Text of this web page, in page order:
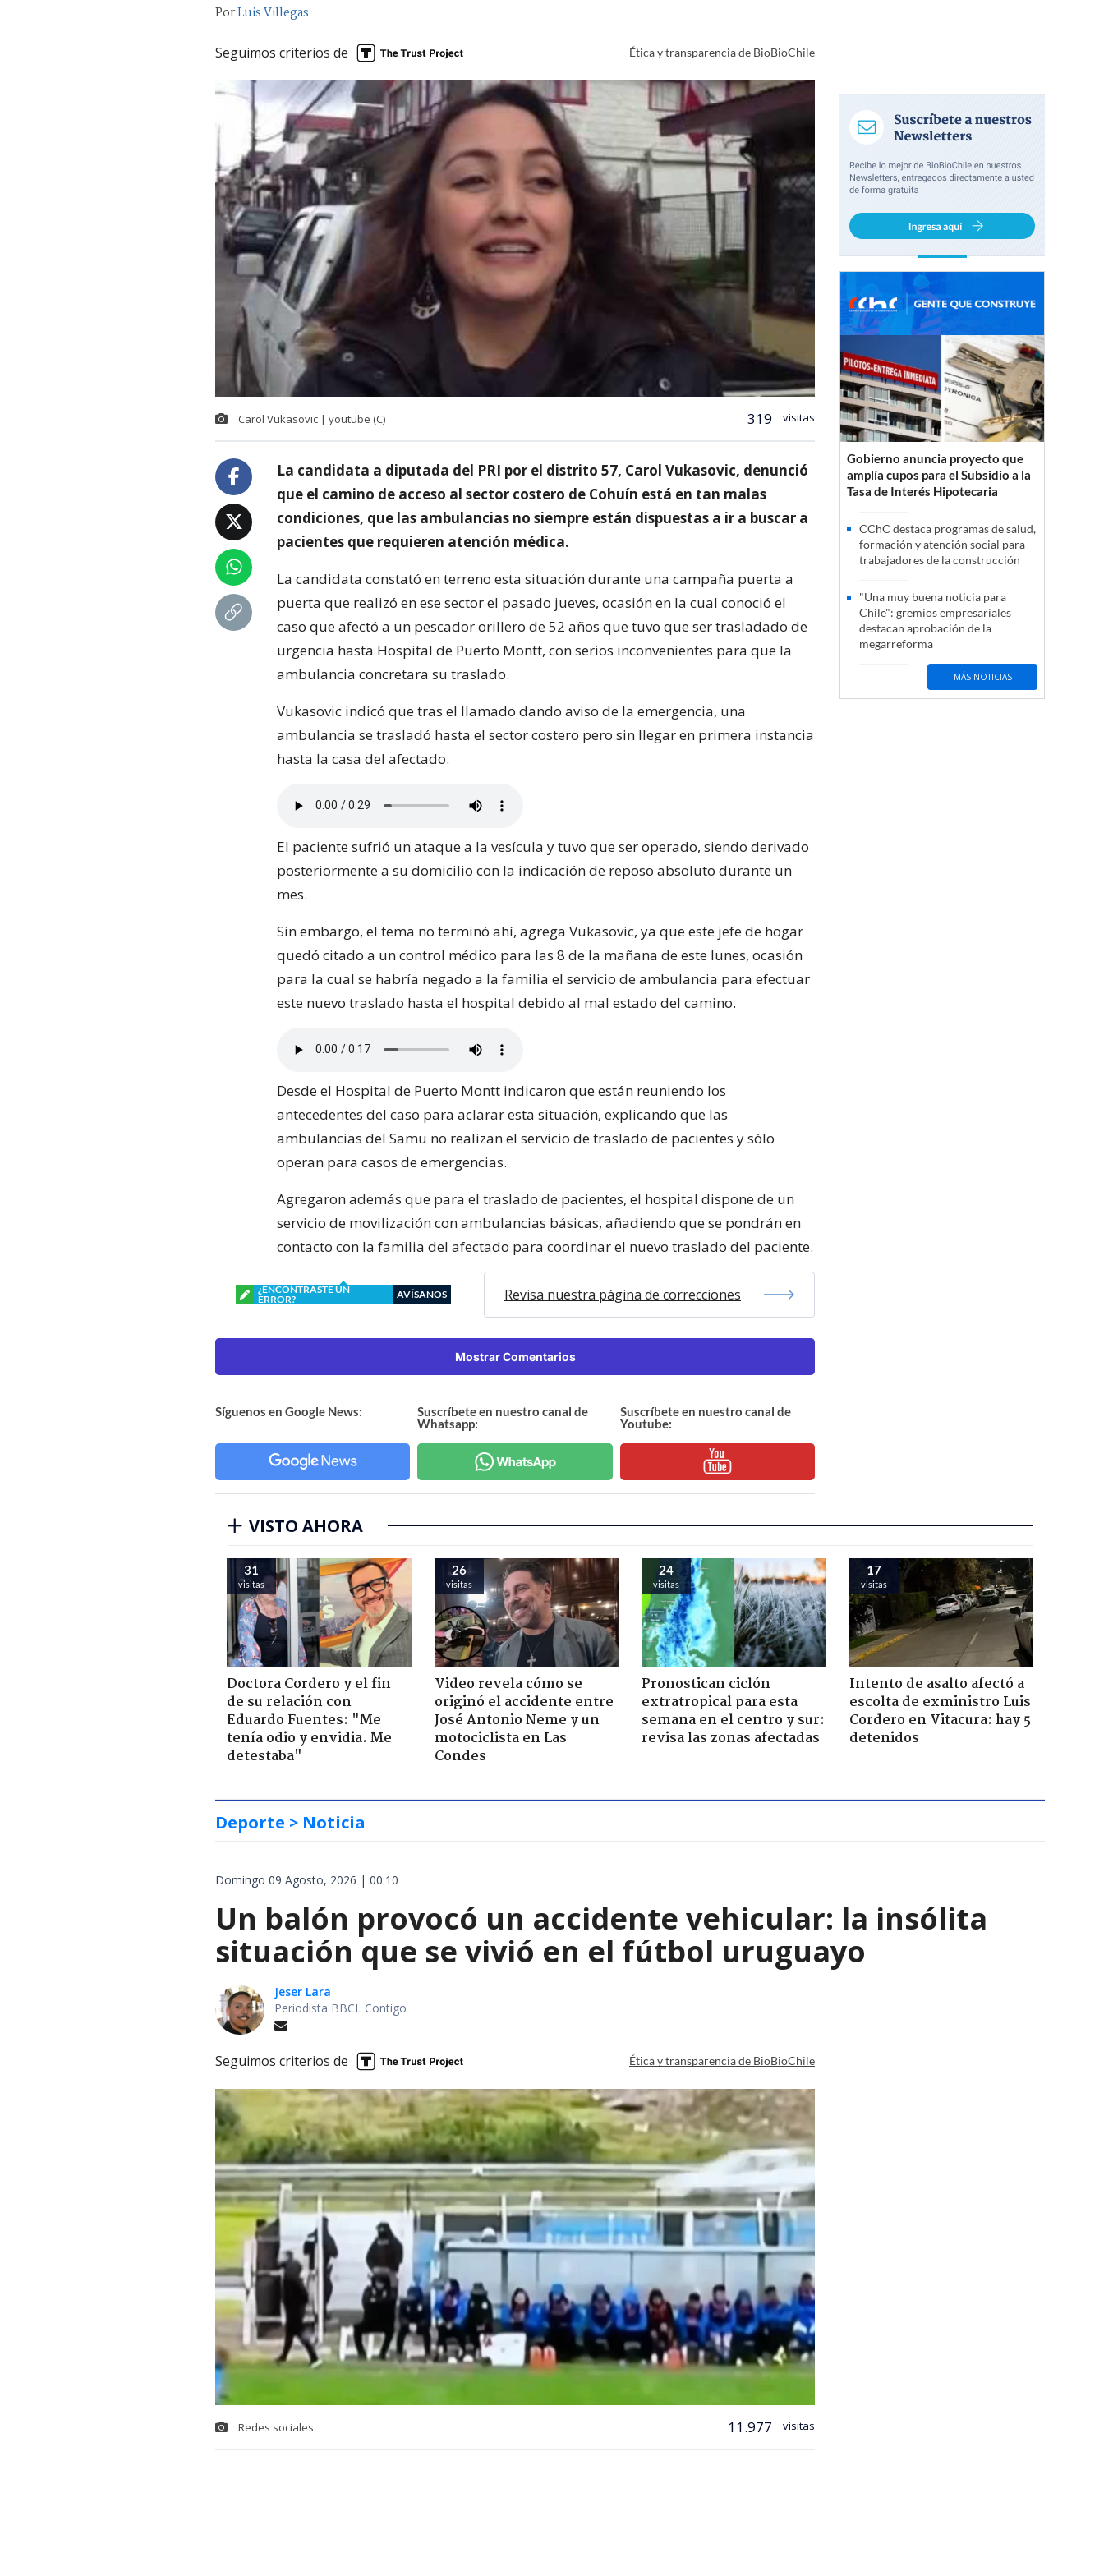
PorLuis Villegas
Seguimos criterios de Ética y transparencia de BioBioChile
Carol Vukasovic | youtube (C) 319 visitas
La candidata a diputada del PRI por el distrito 57, Carol Vukasovic, denunció
que el camino de acceso al sector costero de Cohuín está en tan malas
condiciones, que las ambulancias no siempre están dispuestas a ir a buscar a
pacientes que requieren atención médica.
La candidata constató en terreno esta situación durante una campaña puerta a
puerta que realizó en ese sector el pasado jueves, ocasión en la cual conoció el
caso que afectó a un pescador orillero de 52 años que tuvo que ser trasladado de
urgencia hasta Hospital de Puerto Montt, con serios inconvenientes para que la
ambulancia concretara su traslado.
Vukasovic indicó que tras el llamado dando aviso de la emergencia, una
ambulancia se trasladó hasta el sector costero pero sin llegar en primera instancia
hasta la casa del afectado.
El paciente sufrió un ataque a la vesícula y tuvo que ser operado, siendo derivado
posteriormente a su domicilio con la indicación de reposo absoluto durante un
mes.
Sin embargo, el tema no terminó ahí, agrega Vukasovic, ya que este jefe de hogar
quedó citado a un control médico para las 8 de la mañana de este lunes, ocasión
para la cual se habría negado a la familia el servicio de ambulancia para efectuar
este nuevo traslado hasta el hospital debido al mal estado del camino.
Desde el Hospital de Puerto Montt indicaron que están reuniendo los
antecedentes del caso para aclarar esta situación, explicando que las
ambulancias del Samu no realizan el servicio de traslado de pacientes y sólo
operan para casos de emergencias.
Agregaron además que para el traslado de pacientes, el hospital dispone de un
servicio de movilización con ambulancias básicas, añadiendo que se pondrán en
contacto con la familia del afectado para coordinar el nuevo traslado del paciente.
¿ENCONTRASTE UN
ERROR?
AVÍSANOS Revisa nuestra página de correcciones
Mostrar Comentarios
Síguenos en Google News:
Suscríbete en nuestro canal de
Whatsapp:
Suscríbete en nuestro canal de
Youtube:
Gobierno anuncia proyecto que
amplía cupos para el Subsidio a la
Tasa de Interés Hipotecaria
CChC destaca programas de salud,
formación y atención social para
trabajadores de la construcción
"Una muy buena noticia para
Chile": gremios empresariales
destacan aprobación de la
megarreforma
MÁS NOTICIAS
VISTO AHORA
31
visitas
Doctora Cordero y el fin
de su relación con
Eduardo Fuentes: "Me
tenía odio y envidia. Me
detestaba"
26
visitas
Video revela cómo se
originó el accidente entre
José Antonio Neme y un
motociclista en Las
Condes
24
visitas
Pronostican ciclón
extratropical para esta
semana en el centro y sur:
revisa las zonas afectadas
17
visitas
Intento de asalto afectó a
escolta de exministro Luis
Cordero en Vitacura: hay 5
detenidos
Deporte > Noticia
Domingo 09 Agosto, 2026 | 00:10
Un balón provocó un accidente vehicular: la insólita
situación que se vivió en el fútbol uruguayo
Jeser Lara
Periodista BBCL Contigo
Seguimos criterios de Ética y transparencia de BioBioChile
Redes sociales 11.977 visitas